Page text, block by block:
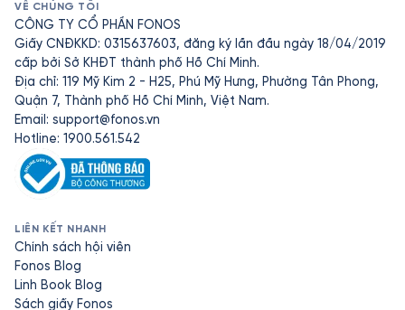
VỀ CHÚNG TÔI
CÔNG TY CỔ PHẦN FONOS
Giấy CNĐKKD: 0315637603, đăng ký lần đầu ngày 18/04/2019
cấp bởi Sở KHĐT thành phố Hồ Chí Minh.
Địa chỉ: 119 Mỹ Kim 2 - H25, Phú Mỹ Hưng, Phường Tân Phong,
Quận 7, Thành phố Hồ Chí Minh, Việt Nam.
Email: support@fonos.vn
Hotline: 1900.561.542
LIÊN KẾT NHANH
Chính sách hội viên
Fonos Blog
Linh Book Blog
Sách giấy Fonos